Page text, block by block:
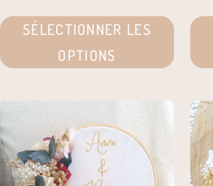
SÉLECTIONNER LES
OPTIONS